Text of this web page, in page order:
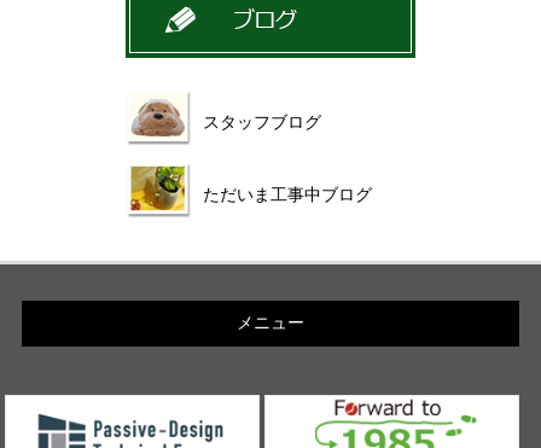
スタッフブログ
ただいま工事中ブログ
メニュー